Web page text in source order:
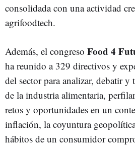
consolidada con una actividad
agrifoodtech.
Además, el congreso Food 4
ha reunido a 329 directivos y
del sector para analizar, debatir y
de la industria alimentaria,
retos y oportunidades en un
inflación, la coyuntura
hábitos de un consumidor